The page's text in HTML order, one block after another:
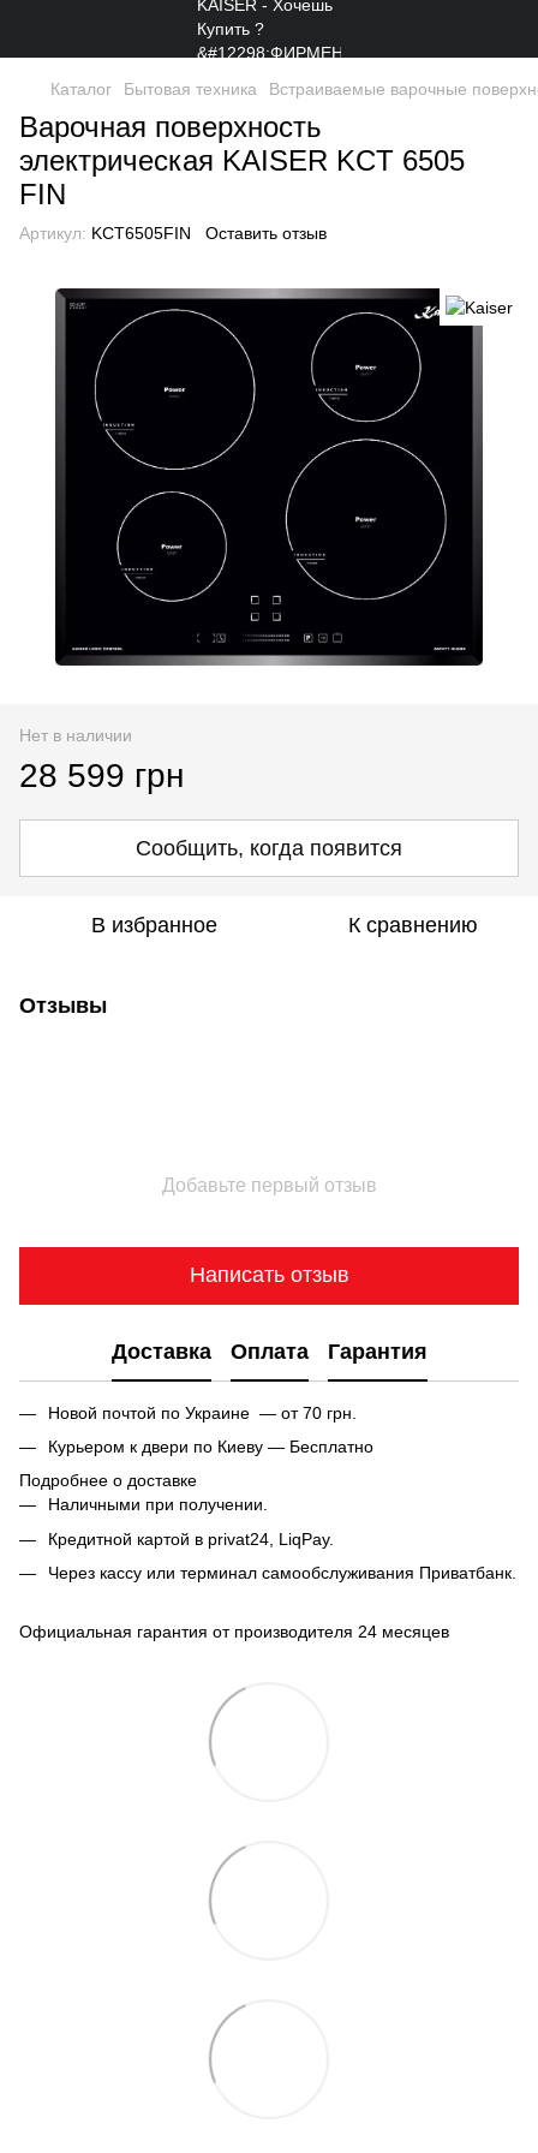
Каталог Бытовая техника Встраиваемые варочные
Варочная поверхность
электрическая KAISER KCT 6505
FIN
Артикул: KCT6505FIN Оставить отзыв
Нет в наличии
28 599 грн
Сообщить, когда появится
В избранное К сравнению
Отзывы
Добавьте первый отзыв
Написать отзыв
Доставка Оплата Гарантия
Новой почтой по Украине — от 70 грн.
Курьером к двери по Киеву — Бесплатно
Подробнее о доставке
Наличными при получении.
Кредитной картой в privat24, LiqPay.
Через кассу или терминал самообслуживания Приватбанк.
Официальная гарантия от производителя 24 месяцев